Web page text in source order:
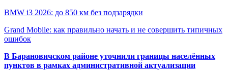
BMW i3 2026: до 850 км без подзарядки
Grand Mobile: как правильно начать и не совершить типичных
ошибок
В Барановичском районе уточнили границы населённых
пунктов в рамках административной актуализации